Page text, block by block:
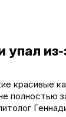
красивые
полностью